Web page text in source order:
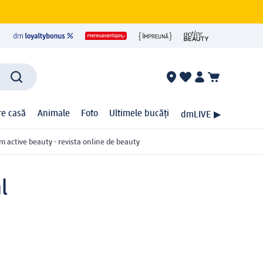
casă Animale Foto Ultimele bucăți dmLIVE ▶
active beauty - revista online de beauty